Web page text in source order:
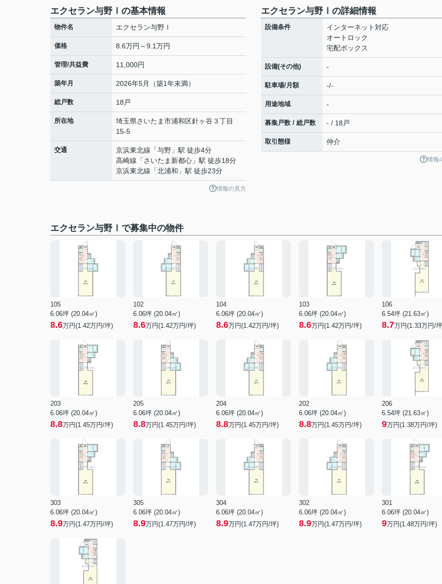
エクセラン与野Ⅰの基本情報
物件名 エクセラン与野Ⅰ
価格 8.6万円～9.1万円
管理/共益費 11,000円
築年月 2026年5月（築1年未満）
総戸数 18戸
所在地 埼玉県さいたま市浦和区針ヶ谷 ３丁目
15-5
交通 京浜東北線 「与野 」駅 徒歩4分
高崎線 「さいたま新都心 」駅 徒歩18分
京浜東北線 「北浦和 」駅 徒歩23分
情報の見方
エクセラン与野Ⅰの詳細情報
設備条件
インターネット対応
オートロック
宅配ボックス
設備(その他) -
駐車場/月額 -/-
用途地域 -
募集戸数 / 総戸数 - / 18戸
取引態様 仲介
情報
エクセラン与野Ⅰで募集中の物件
105
6.06坪 (20.04㎡)
8.6万円(1.42万円/坪)
102
6.06坪 (20.04㎡)
8.6万円(1.42万円/坪)
104
6.06坪 (20.04㎡)
8.6万円(1.42万円/坪)
103
6.06坪 (20.04㎡)
8.6万円(1.42万円/坪)
106
6.54坪 (21.63㎡)
8.7万円(1.33万円/
203
6.06坪 (20.04㎡)
8.8万円(1.45万円/坪)
205
6.06坪 (20.04㎡)
8.8万円(1.45万円/坪)
204
6.06坪 (20.04㎡)
8.8万円(1.45万円/坪)
202
6.06坪 (20.04㎡)
8.8万円(1.45万円/坪)
206
6.54坪 (21.63㎡)
9万円(1.38万円/坪)
303
6.06坪 (20.04㎡)
8.9万円(1.47万円/坪)
305
6.06坪 (20.04㎡)
8.9万円(1.47万円/坪)
304
6.06坪 (20.04㎡)
8.9万円(1.47万円/坪)
302
6.06坪 (20.04㎡)
8.9万円(1.47万円/坪)
301
6.06坪 (20.04㎡)
9万円(1.48万円/坪)